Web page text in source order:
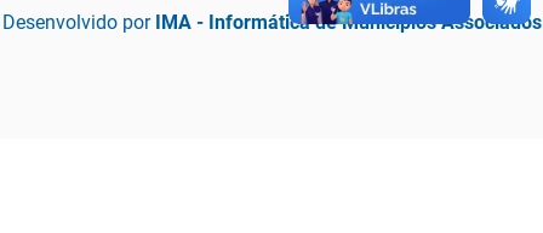
Desenvolvido por IMA - Informática de Municípios Associados